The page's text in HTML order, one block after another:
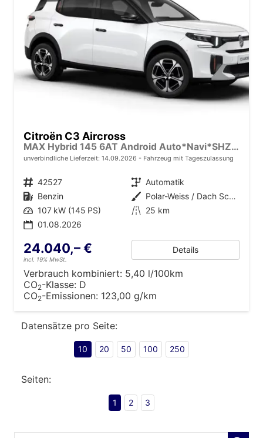
Citroën C3 Aircross
MAX Hybrid 145 6AT Android Auto*Navi*SHZ*Kamera*Totwinkel*Keyless*17"*Klimaauto
unverbindliche Lieferzeit: 14.09.2026 Fahrzeug mit Tageszulassung
Fahrzeugnr. 42527 Getriebe Automatik
Kraftstoff Benzin Außenfarbe
Polar-Weiss / Dach Schwarz
Leistung 107 kW (145 PS) Kilometerstand 25 km
01.08.2026
24.040,– €
incl. 19% MwSt.
Details
Verbrauch kombiniert: 5,40 l/100km
CO2-Klasse: D
CO2-Emissionen: 123,00 g/km
Datensätze pro Seite:
10 20 50 100 250
Seiten:
1 2 3